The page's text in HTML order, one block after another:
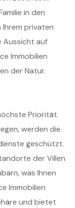
in den
Ihrem privaten
Aussicht auf
Immobilien
der Natur.
Priorität.
werden die
geschützt.
der Villen
was Ihnen
Immobilien
und bietet